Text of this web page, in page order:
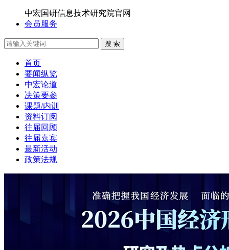
中宏国研信息技术研究院官网
会员服务
搜 索
首页
要闻纵览
中宏论道
决策要参
课题/内训
资料订阅
往届回顾
往届嘉宾
最新活动
政策法规